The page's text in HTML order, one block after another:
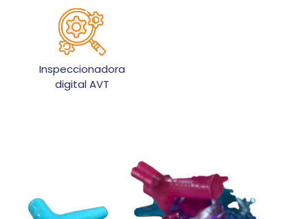
Inspeccionadora
digital AVT